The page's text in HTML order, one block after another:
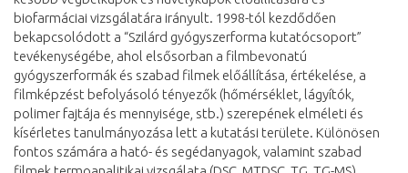
biofarmáciai vizsgálatára irányult. 1998-tól kezdődően
bekapcsolódott a “Szilárd gyógyszerforma kutatócsoport”
tevékenységébe, ahol elsősorban a filmbevonatú
gyógyszerformák és szabad filmek előállítása, értékelése, a
filmképzést befolyásoló tényezők (hőmérséklet, lágyítók,
polimer fajtája és mennyisége, stb.) szerepének elméleti és
kísérletes tanulmányozása lett a kutatási területe. Különösen
fontos számára a ható- és segédanyagok, valamint szabad